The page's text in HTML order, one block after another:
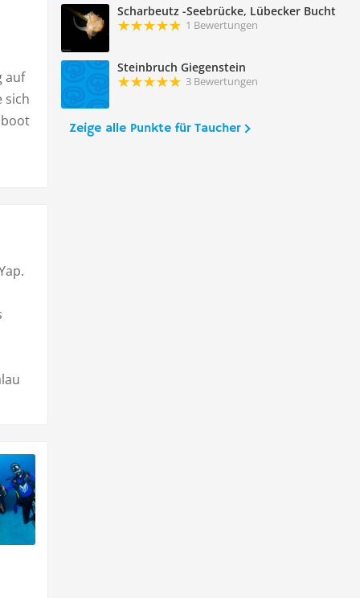
Scharbeutz -Seebrücke, Lübecker Bucht
1 Bewertungen
Steinbruch Giegenstein
3 Bewertungen
Zeige alle Punkte für Taucher
auf
sich